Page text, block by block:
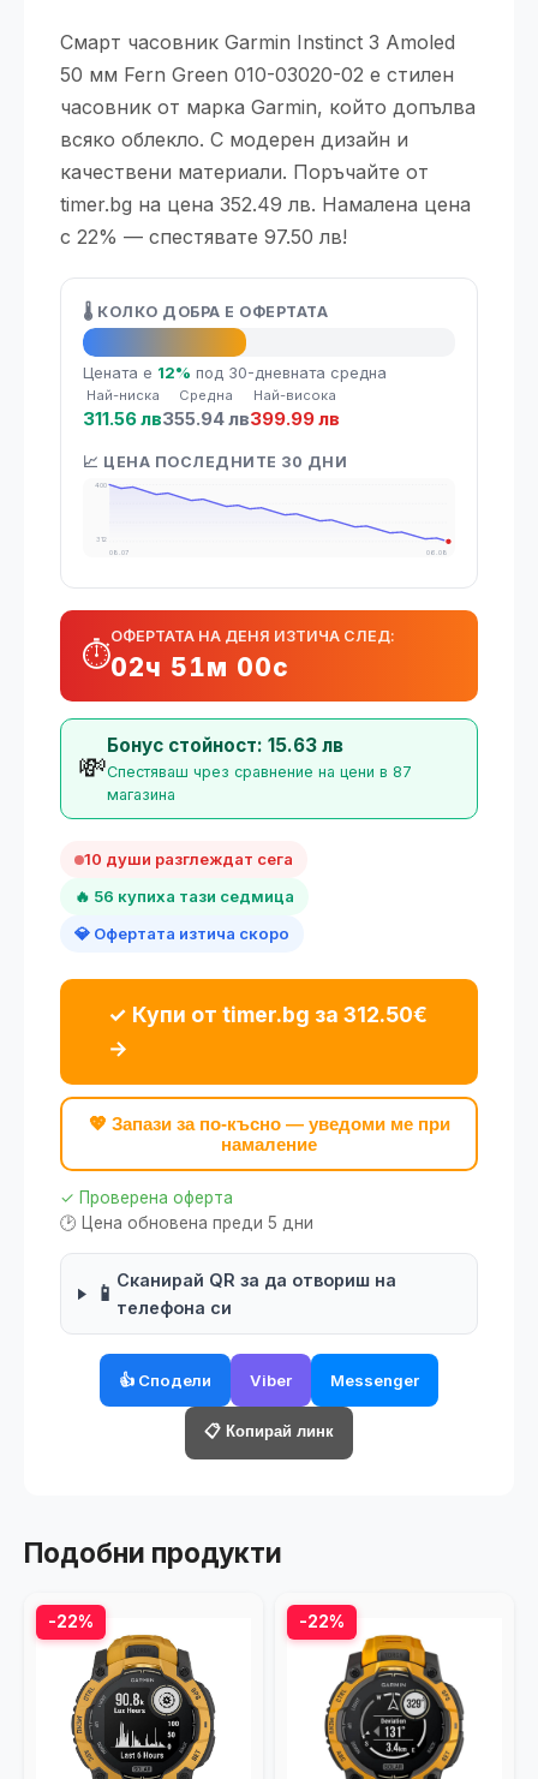
Смарт часовник Garmin Instinct 3 Amoled
50 мм Fern Green 010-03020-02 е стилен
часовник от марка Garmin, който допълва
всяко облекло. С модерен дизайн и
качествени материали. Поръчайте от
timer.bg на цена 352.49 лв. Намалена цена
с 22% — спестявате 97.50 лв!
🌡️ КОЛКО ДОБРА Е ОФЕРТАТА
👍 Добра оферта
Цената е 12% под 30-дневната средна
Най-ниска
311.56 лв
Средна
355.94 лв
Най-висока
399.99 лв
📈 ЦЕНА ПОСЛЕДНИТЕ 30 ДНИ
400
312
08.07
06.08
⏱️
ОФЕРТАТА НА ДЕНЯ ИЗТИЧА СЛЕД:
02ч 50м 59с
💸
Бонус стойност: 15.63 лв
Спестяваш чрез сравнение на цени в 87
магазина
10 души разглеждат сега
🔥 56 купиха тази седмица
💎 Офертата изтича скоро
✓ Купи от timer.bg за 312.50€
→
💖 Запази за по-късно — уведоми ме при
намаление
✓ Проверена оферта
🕑 Цена обновена преди 5 дни
📱
Сканирай QR за да отвориш на
телефона си
👍 Сподели Viber Messenger
📋 Копирай линк
Подобни продукти
-22% -22%